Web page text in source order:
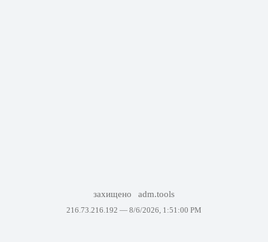
захищено adm.tools
216.73.216.192 — 8/6/2026, 1:51:00 PM